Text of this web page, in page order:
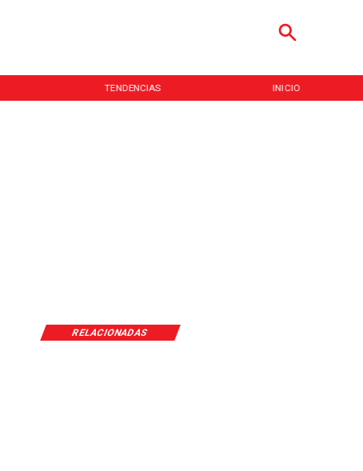
TENDENCIAS INICIO
RELACIONADAS